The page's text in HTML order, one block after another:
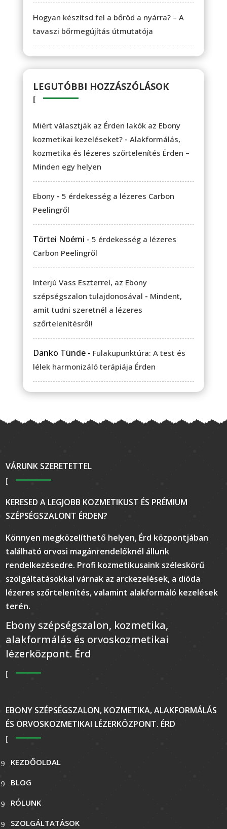
Hogyan készítsd fel a bőröd a nyárra? – A
tavaszi bőrmegújítás útmutatója
LEGUTÓBBI HOZZÁSZÓLÁSOK
Miért választják az Érden lakók az Ebony
kozmetikai kezeléseket?- Alakformálás,
kozmetika és lézeres szőrtelenítés Érden –
Minden egy helyen
Ebony- 5 érdekesség a lézeres Carbon
Peelingről
Törtei Noémi - 5 érdekesség a lézeres
Carbon Peelingről
Interjú Vass Eszterrel, az Ebony
szépségszalon tulajdonosával - Mindent,
amit tudni szeretnél a lézeres
szőrtelenítésről!
Danko Tünde- Fülakupunktúra: A test és
lélek harmonizáló terápiája Érden
VÁRUNK SZERETETTEL
KERESED A LEGJOBB KOZMETIKUST ÉS PRÉMIUM
SZÉPSÉGSZALONT ÉRDEN?
Könnyen megközelíthető helyen, Érd központjában
található orvosi magánrendelőknél állunk
rendelkezésedre. Profi kozmetikusaink széleskörű
szolgáltatásokkal várnak az arckezelések, a dióda
lézeres szőrtelenítés, valamint alakformáló kezelések
terén.
Ebony szépségszalon, kozmetika,
alakformálás és orvoskozmetikai
lézerközpont. Érd
EBONY SZÉPSÉGSZALON, KOZMETIKA, ALAKFORMÁLÁS
ÉS ORVOSKOZMETIKAI LÉZERKÖZPONT. ÉRD
KEZDŐOLDAL
BLOG
RÓLUNK
SZOLGÁLTATÁSOK